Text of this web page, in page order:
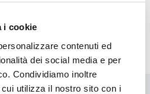
i cookie
contenuti ed
dei social media e per
Condividiamo inoltre
utilizza il nostro sito con i
€ 2,685€ 2,640€ 2,598€